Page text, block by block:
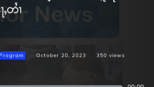
ႇတၢႆ
October 20, 2023 350 views